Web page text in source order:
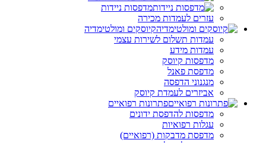
מדפסות ניידות
עזרים לעמדות מכירה
קיוסקים ומולטימדיה
עמדות תשלום לשירות עצמי
עמדות מידע
מדפסות קיוסק
מדפסת פאנל
מנגנוני הדפסה
אביזרים לעמדת קיוסק
פתרונות רפואיים
מדפסות להדפסת ידונים
עגלות רפואיות
מדפסת מדבקות (רפואיים)